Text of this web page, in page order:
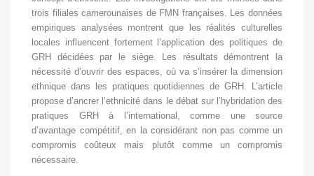
trois filiales camerounaises de FMN françaises. Les données
empiriques analysées montrent que les réalités culturelles
locales influencent fortement l’application des politiques de
GRH décidées par le siège. Les résultats démontrent la
nécessité d’ouvrir des espaces, où va s’insérer la dimension
ethnique dans les pratiques quotidiennes de GRH. L’article
propose d’ancrer l’ethnicité dans le débat sur l’hybridation des
pratiques GRH à l’international, comme une source
d’avantage compétitif, en la considérant non pas comme un
compromis coûteux mais plutôt comme un compromis
nécessaire.